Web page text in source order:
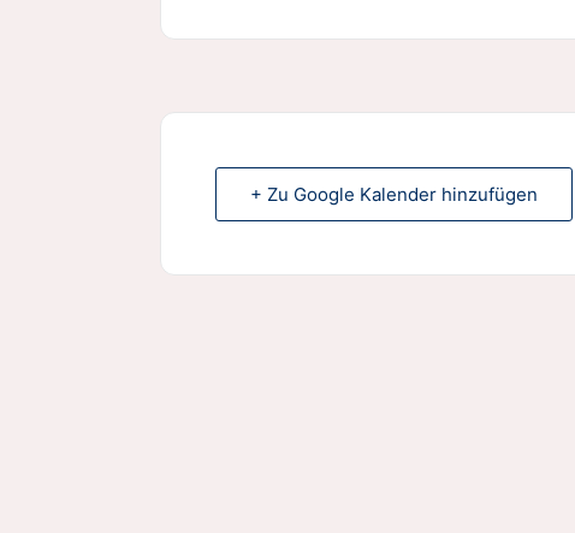
+ Zu Google Kalender hinzufügen